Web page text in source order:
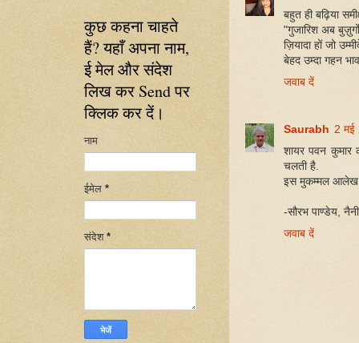
बहुत ही बढ़िया
"गुजारिश अब
ज़ियादा हों जो
बेहद उम्दा गहन
जवाब दें
Saurabh 2
शायर पवन
चलती है.
इस मुकम्मल आलेख
-सौरभ पाण्डेय,
जवाब दें
कुछ कहना चाहते
हैं? यहाँ अपना नाम,
ई मेल और संदेश
लिख कर Send पर
क्लिक कर दें।
नाम
ईमेल *
संदेश *